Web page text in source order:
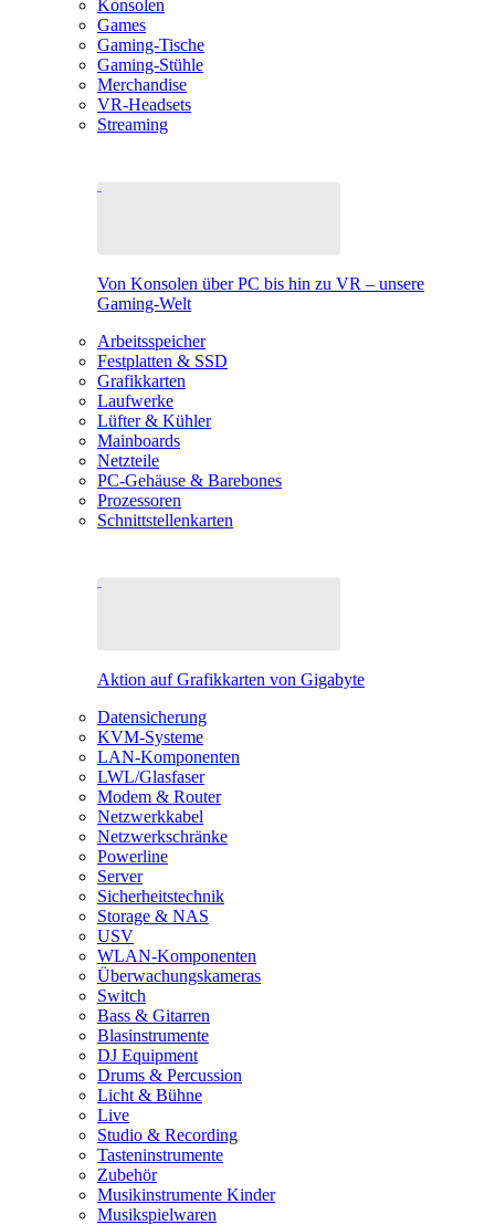
Konsolen
Games
Gaming-Tische
Gaming-Stühle
Merchandise
VR-Headsets
Streaming
Von Konsolen über PC bis hin zu VR – unsere
Gaming-Welt
Arbeitsspeicher
Festplatten & SSD
Grafikkarten
Laufwerke
Lüfter & Kühler
Mainboards
Netzteile
PC-Gehäuse & Barebones
Prozessoren
Schnittstellenkarten
Aktion auf Grafikkarten von Gigabyte
Datensicherung
KVM-Systeme
LAN-Komponenten
LWL/Glasfaser
Modem & Router
Netzwerkkabel
Netzwerkschränke
Powerline
Server
Sicherheitstechnik
Storage & NAS
USV
WLAN-Komponenten
Überwachungskameras
Switch
Bass & Gitarren
Blasinstrumente
DJ Equipment
Drums & Percussion
Licht & Bühne
Live
Studio & Recording
Tasteninstrumente
Zubehör
Musikinstrumente Kinder
Musikspielwaren